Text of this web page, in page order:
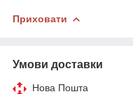
Приховати
Умови доставки
Нова Пошта